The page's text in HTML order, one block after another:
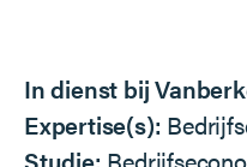
In dienst bij
Expertise(s):